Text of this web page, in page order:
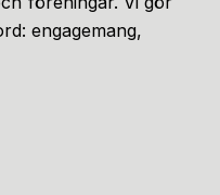
engagemang,